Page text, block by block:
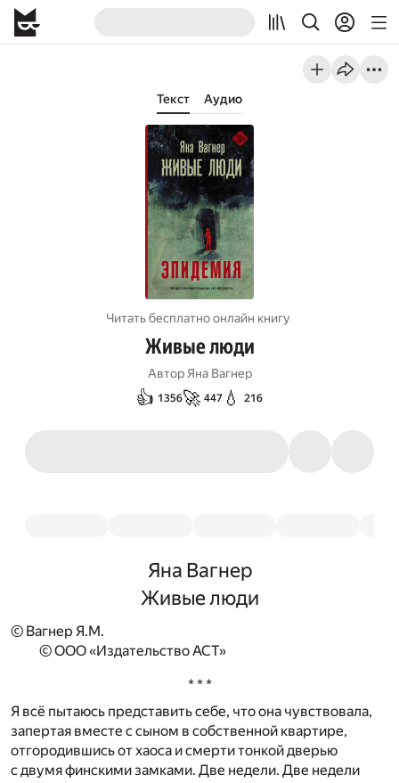
Текст Аудио
Читать бесплатно онлайн книгу
Живые люди
Автор Яна Вагнер
👍 1356🚀 447 💧 216
Яна Вагнер
Живые люди
© Вагнер Я.М.
© ООО «Издательство АСТ»
* * *
Я всё пытаюсь представить себе, что она чувствовала,
запертая вместе с сыном в собственной квартире,
отгородившись от хаоса и смерти тонкой дверью
с двумя финскими замками. Две недели. Две недели